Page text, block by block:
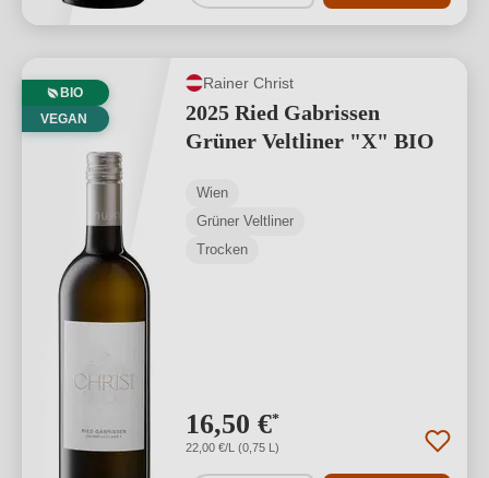
BIO
VEGAN
Rainer Christ
2025 Ried Gabrissen
Grüner Veltliner "X" BIO
Wien
Grüner Veltliner
Trocken
16,50 €*
22,00 €/L (0,75 L)